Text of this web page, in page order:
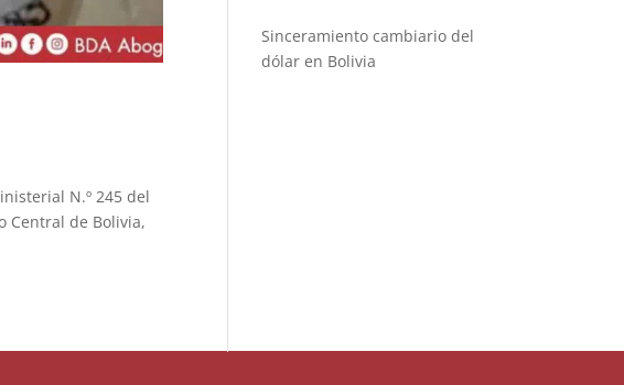
N.º 245 del
Central de Bolivia,
Sinceramiento cambiario del
dólar en Bolivia